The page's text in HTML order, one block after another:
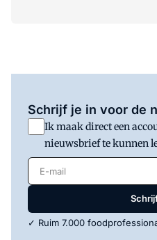
Schrijf je in voor de
Ik maak direct een
nieuwsbrief te kunnen
E-mail
✓ Ruim 7.000